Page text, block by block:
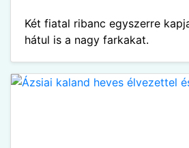
Két fiatal ribanc egyszerre
hátul is a nagy farkakat.